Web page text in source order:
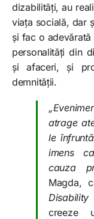
dizabilități, au
viața socială, dar
și fac o adevărată
personalități din
și afaceri, și
demnității.
atrage
le
imens
cauza
Magda,
Disability
creeze